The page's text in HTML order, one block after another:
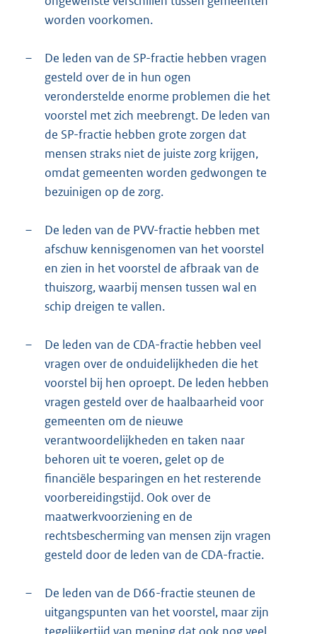
worden voorkomen.
–
De leden van de SP-fractie hebben vragen
gesteld over de in hun ogen
veronderstelde enorme problemen die het
voorstel met zich meebrengt. De leden van
de SP-fractie hebben grote zorgen dat
mensen straks niet de juiste zorg krijgen,
omdat gemeenten worden gedwongen te
bezuinigen op de zorg.
–
De leden van de PVV-fractie hebben met
afschuw kennisgenomen van het voorstel
en zien in het voorstel de afbraak van de
thuiszorg, waarbij mensen tussen wal en
schip dreigen te vallen.
–
De leden van de CDA-fractie hebben veel
vragen over de onduidelijkheden die het
voorstel bij hen oproept. De leden hebben
vragen gesteld over de haalbaarheid voor
gemeenten om de nieuwe
verantwoordelijkheden en taken naar
behoren uit te voeren, gelet op de
financiële besparingen en het resterende
voorbereidingstijd. Ook over de
maatwerkvoorziening en de
rechtsbescherming van mensen zijn vragen
gesteld door de leden van de CDA-fractie.
–
De leden van de D66-fractie steunen de
uitgangspunten van het voorstel, maar zijn